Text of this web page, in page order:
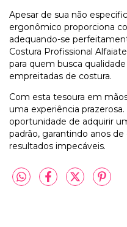
Apesar de sua não
ergonômico proporciona
adequando-se
Costura Profissional
para quem busca
empreitadas de costura.
Com esta tesoura em
uma experiência
oportunidade de adquirir
padrão, garantindo anos
resultados impecáveis.